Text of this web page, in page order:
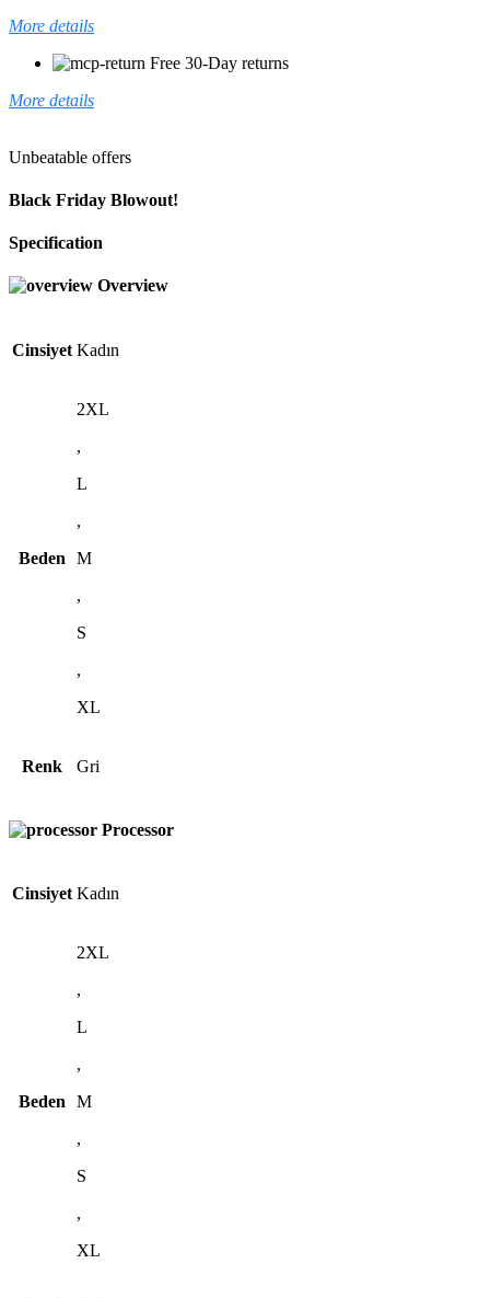
More details
Free 30-Day returns
More details
Unbeatable offers
Black Friday Blowout!
Specification
Overview
Cinsiyet Kadın
Beden
2XL
,
L
,
M
,
S
,
XL
Renk Gri
Processor
Cinsiyet Kadın
Beden
2XL
,
L
,
M
,
S
,
XL